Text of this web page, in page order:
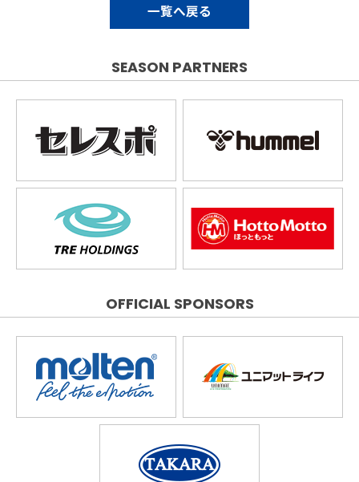
一覧へ戻る
SEASON PARTNERS
OFFICIAL SPONSORS